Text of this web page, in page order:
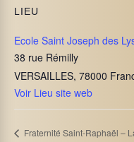
LIEU
Ecole Saint Joseph des
38 rue Rémilly
VERSAILLES, 78000
Voir Lieu site web
Fraternité Saint-Raphaël –